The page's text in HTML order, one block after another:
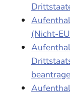
(Nicht-